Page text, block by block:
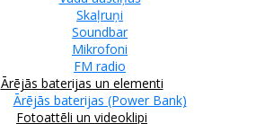
Skaļruņi
Soundbar
Mikrofoni
FM radio
Ārējās baterijas un elementi
Ārējās baterijas (Power Bank)
Fotoattēli un videoklipi